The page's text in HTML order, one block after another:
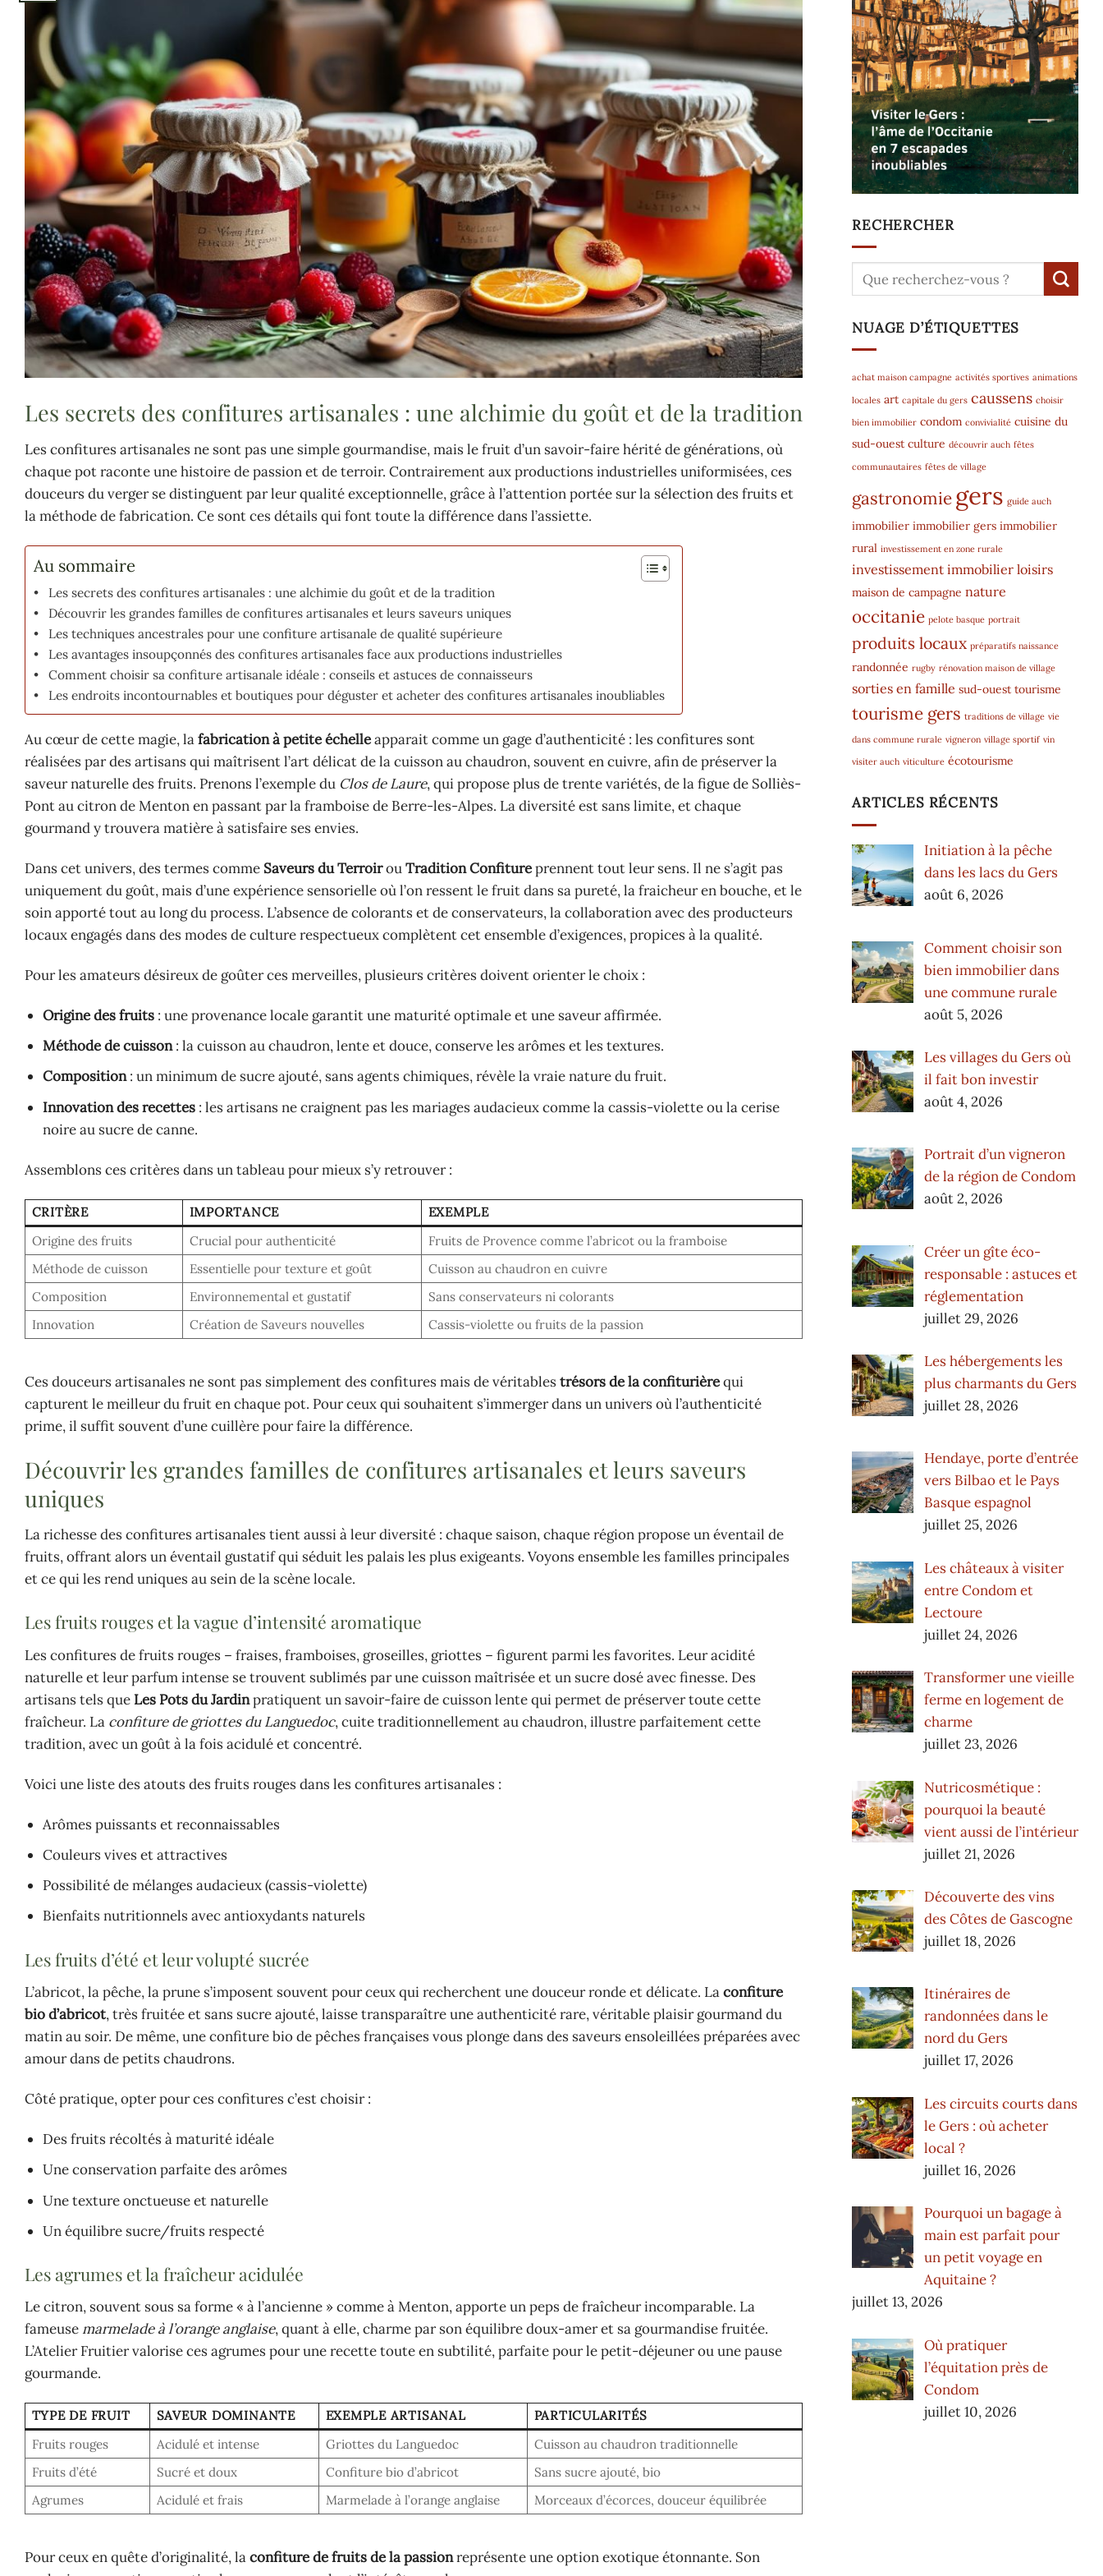
Les secrets des confitures artisanales : une alchimie du goût et de la tradition
Les confitures artisanales ne sont pas une simple gourmandise, mais le fruit d’un savoir-faire hérité de générations, où
chaque pot raconte une histoire de passion et de terroir. Contrairement aux productions industrielles uniformisées, ces
douceurs du verger se distinguent par leur qualité exceptionnelle, grâce à l’attention portée sur la sélection des fruits et
la méthode de fabrication. Ce sont ces détails qui font toute la différence dans l’assiette.
Au sommaire
Les secrets des confitures artisanales : une alchimie du goût et de la tradition
Découvrir les grandes familles de confitures artisanales et leurs saveurs uniques
Les techniques ancestrales pour une confiture artisanale de qualité supérieure
Les avantages insoupçonnés des confitures artisanales face aux productions industrielles
Comment choisir sa confiture artisanale idéale : conseils et astuces de connaisseurs
Les endroits incontournables et boutiques pour déguster et acheter des confitures artisanales inoubliables
Au cœur de cette magie, lafabrication à petite échelleapparait comme un gage d’authenticité : les confitures sont
réalisées par des artisans qui maîtrisent l’art délicat de la cuisson au chaudron, souvent en cuivre, afin de préserver la
saveur naturelle des fruits. Prenons l’exemple du Clos de Laure, qui propose plus de trente variétés, de la figue de Solliès-
Pont au citron de Menton en passant par la framboise de Berre-les-Alpes. La diversité est sans limite, et chaque
gourmand y trouvera matière à satisfaire ses envies.
Dans cet univers, des termes comme Saveurs du TerroirouTradition Confitureprennent tout leur sens. Il ne s’agit pas
uniquement du goût, mais d’une expérience sensorielle où l’on ressent le fruit dans sa pureté, la fraicheur en bouche, et le
soin apporté tout au long du process. L’absence de colorants et de conservateurs, la collaboration avec des producteurs
locaux engagés dans des modes de culture respectueux complètent cet ensemble d’exigences, propices à la qualité.
Pour les amateurs désireux de goûter ces merveilles, plusieurs critères doivent orienter le choix :
Origine des fruits : une provenance locale garantit une maturité optimale et une saveur affirmée.
Méthode de cuisson: la cuisson au chaudron, lente et douce, conserve les arômes et les textures.
Composition: un minimum de sucre ajouté, sans agents chimiques, révèle la vraie nature du fruit.
Innovation des recettes : les artisans ne craignent pas les mariages audacieux comme la cassis-violette ou la cerise
noire au sucre de canne.
Assemblons ces critères dans un tableau pour mieux s’y retrouver :
CRITÈRE IMPORTANCE
EXEMPLE
Origine des fruits
Crucial pour authenticité
Fruits de Provence comme l’abricot ou la framboise
Méthode de cuisson
Essentielle pour texture et goût
Cuisson au chaudron en cuivre
Composition
Environnemental et gustatif
Sans conservateurs ni colorants
Innovation
Création de Saveurs nouvelles Cassis-violette ou fruits de la passion
Ces douceurs artisanales ne sont pas simplement des confitures mais de véritables trésors de la confiturièrequi
capturent le meilleur du fruit en chaque pot. Pour ceux qui souhaitent s’immerger dans un univers où l’authenticité
prime, il suffit souvent d’une cuillère pour faire la différence.
Découvrir les grandes familles de confitures artisanales et leurs saveurs
uniques
La richesse des confitures artisanales tient aussi à leur diversité : chaque saison, chaque région propose un éventail de
fruits, offrant alors un éventail gustatif qui séduit les palais les plus exigeants. Voyons ensemble les familles principales
et ce qui les rend uniques au sein de la scène locale.
Les fruits rouges et la vague d’intensité aromatique
Les confitures de fruits rouges – fraises, framboises, groseilles, griottes – figurent parmi les favorites. Leur acidité
naturelle et leur parfum intense se trouvent sublimés par une cuisson maîtrisée et un sucre dosé avec finesse. Des
artisans tels que Les Pots du Jardinpratiquent un savoir-faire de cuisson lente qui permet de préserver toute cette
fraîcheur. La confiture de griottes du Languedoc, cuite traditionnellement au chaudron, illustre parfaitement cette
tradition, avec un goût à la fois acidulé et concentré.
Voici une liste des atouts des fruits rouges dans les confitures artisanales :
Arômes puissants et reconnaissables
Couleurs vives et attractives
Possibilité de mélanges audacieux (cassis-violette)
Bienfaits nutritionnels avec antioxydants naturels
Les fruits d’été et leur volupté sucrée
L’abricot, la pêche, la prune s’imposent souvent pour ceux qui recherchent une douceur ronde et délicate. Laconfiture
bio d’abricot, très fruitée et sans sucre ajouté, laisse transparaître une authenticité rare, véritable plaisir gourmand du
matin au soir. De même, une confiture bio de pêches françaises vous plonge dans des saveurs ensoleillées préparées avec
amour dans de petits chaudrons.
Côté pratique, opter pour ces confitures c’est choisir :
Des fruits récoltés à maturité idéale
Une conservation parfaite des arômes
Une texture onctueuse et naturelle
Un équilibre sucre/fruits respecté
Les agrumes et la fraîcheur acidulée
Le citron, souvent sous sa forme « à l’ancienne » comme à Menton, apporte un peps de fraîcheur incomparable. La
fameuse marmelade à l’orange anglaise, quant à elle, charme par son équilibre doux-amer et sa gourmandise fruitée.
L’Atelier Fruitier valorise ces agrumes pour une recette toute en subtilité, parfaite pour le petit-déjeuner ou une pause
gourmande.
TYPE DE FRUIT SAVEUR DOMINANTE EXEMPLE ARTISANAL
PARTICULARITÉS
Fruits rouges
Acidulé et intense Griottes du Languedoc
Cuisson au chaudron traditionnelle
Fruits d’été
Sucré et doux Confiture bio d’abricot
Sans sucre ajouté, bio
Agrumes
Acidulé et frais Marmelade à l’orange anglaise Morceaux d’écorces, douceur équilibrée
Pour ceux en quête d’originalité, laconfiture de fruits de la passionreprésente une option exotique étonnante. Son
RECHERCHER
NUAGE D’ÉTIQUETTES
achat maison campagne activités sportives animations
locales art capitale du gers caussens choisir
bien immobilier condom convivialité cuisine du
sud-ouest culture découvrir auch fêtes
communautaires fêtes de village
gastronomiegers guide auch
immobilier immobilier gers immobilier
rural investissement en zone rurale
investissement immobilier loisirs
maison de campagne nature
occitanie pelote basque portrait
produits locaux préparatifs naissance
randonnée rugby rénovation maison de village
sorties en famille sud-ouest tourisme
tourisme gers traditions de village vie
dans commune rurale vigneron village sportif vin
visiter auch viticulture écotourisme
ARTICLES RÉCENTS
Initiation à la pêche
dans les lacs du Gers
août 6, 2026
Comment choisir son
bien immobilier dans
une commune rurale
août 5, 2026
Les villages du Gers où
il fait bon investir
août 4, 2026
Portrait d’un vigneron
de la région de Condom
août 2, 2026
Créer un gîte éco-
responsable : astuces et
réglementation
juillet 29, 2026
Les hébergements les
plus charmants du Gers
juillet 28, 2026
Hendaye, porte d’entrée
vers Bilbao et le Pays
Basque espagnol
juillet 25, 2026
Les châteaux à visiter
entre Condom et
Lectoure
juillet 24, 2026
Transformer une vieille
ferme en logement de
charme
juillet 23, 2026
Nutricosmétique :
pourquoi la beauté
vient aussi de l’intérieur
juillet 21, 2026
Découverte des vins
des Côtes de Gascogne
juillet 18, 2026
Itinéraires de
randonnées dans le
nord du Gers
juillet 17, 2026
Les circuits courts dans
le Gers : où acheter
local ?
juillet 16, 2026
Pourquoi un bagage à
main est parfait pour
un petit voyage en
Aquitaine ?
juillet 13, 2026
Où pratiquer
l’équitation près de
Condom
juillet 10, 2026